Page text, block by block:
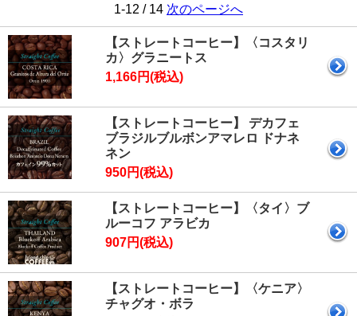
1-12 / 14 次のページへ
【ストレートコーヒー】〈コスタリ
カ〉グラニートス
1,166円(税込)
【ストレートコーヒー】 デカフェ
ブラジルブルボンアマレロ ドナネ
ネン
950円(税込)
【ストレートコーヒー】〈タイ〉ブ
ルーコフ アラビカ
907円(税込)
【ストレートコーヒー】〈ケニア〉
チャグオ・ボラ